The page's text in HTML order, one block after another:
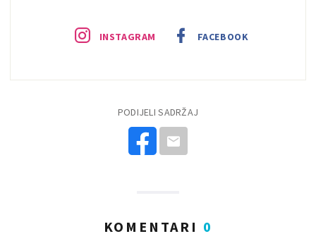
INSTAGRAM FACEBOOK
PODIJELI SADRŽAJ
KOMENTARI 0